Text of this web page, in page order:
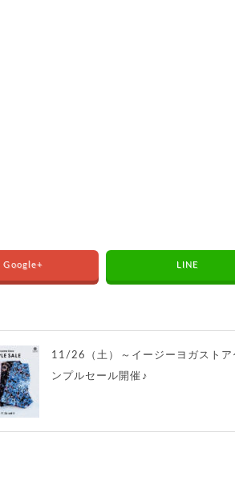
Google+ LINE
11/26（土）～イージーヨガストア
ンプルセール開催♪